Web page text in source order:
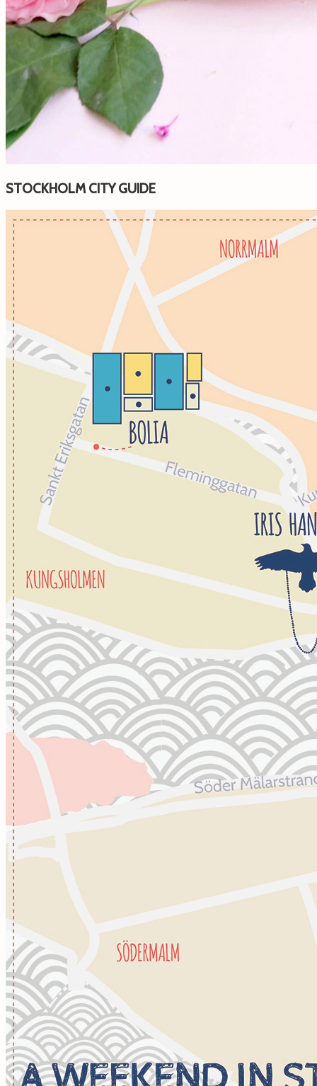
STOCKHOLM CITY GUIDE